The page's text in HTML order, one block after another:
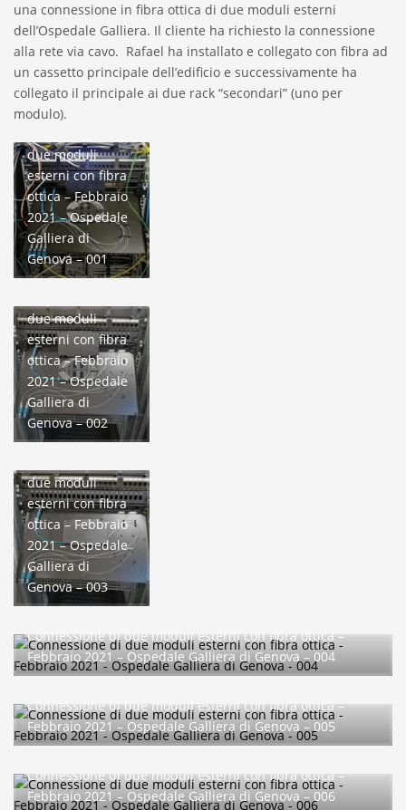
una connessione in fibra ottica di due moduli esterni
dell’Ospedale Galliera. Il cliente ha richiesto la connessione
alla rete via cavo. Rafael ha installato e collegato con fibra ad
un cassetto principale dell’edificio e successivamente ha
collegato il principale ai due rack “secondari” (uno per
modulo).
due moduli
esterni con fibra
ottica – Febbraio
2021 – Ospedale
Galliera di
Genova – 001
due moduli
esterni con fibra
ottica – Febbraio
2021 – Ospedale
Galliera di
Genova – 002
due moduli
esterni con fibra
ottica – Febbraio
2021 – Ospedale
Galliera di
Genova – 003
Connessione di due moduli esterni con fibra ottica –
Febbraio 2021 – Ospedale Galliera di Genova – 004
Connessione di due moduli esterni con fibra ottica –
Febbraio 2021 – Ospedale Galliera di Genova – 005
Connessione di due moduli esterni con fibra ottica –
Febbraio 2021 – Ospedale Galliera di Genova – 006